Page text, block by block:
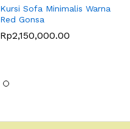
Kursi Sofa Minimalis Warna
Red Gonsa
Rp2,150,000.00